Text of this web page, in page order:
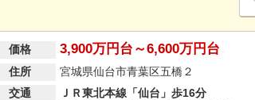
価格 3,900万円台～6,600万円台
住所
宮城県仙台市青葉区五橋２
交通
ＪＲ東北本線「仙台」歩16分